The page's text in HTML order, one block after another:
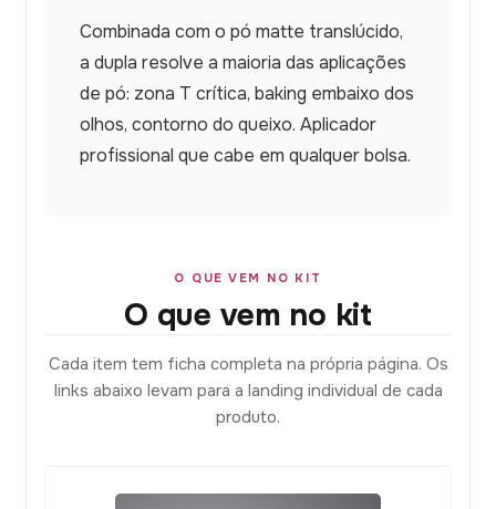
Combinada com o pó matte translúcido,
a dupla resolve a maioria das aplicações
de pó: zona T crítica, baking embaixo dos
olhos, contorno do queixo. Aplicador
profissional que cabe em qualquer bolsa.
O QUE VEM NO KIT
O que vem no kit
Cada item tem ficha completa na própria página. Os
links abaixo levam para a landing individual de cada
produto.